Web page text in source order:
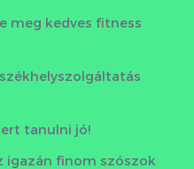
meg kedves fitness
tanulni jó!
igazán finom szószok